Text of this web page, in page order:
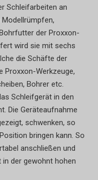
Schleifarbeiten an
Modellrümpfen,
der Proxxon-
wird sie mit sechs
die Schäfte der
Proxxon-Werkzeuge,
Bohrer etc.
Schleifgerät in den
Die Geräteaufnahme
schwenken, so
bringen kann. So
anschließen und
in der gewohnt hohen